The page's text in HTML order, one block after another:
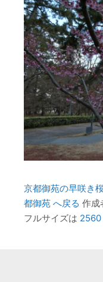
京都御苑の早咲き
都御苑 へ戻る 作成
フルサイズは